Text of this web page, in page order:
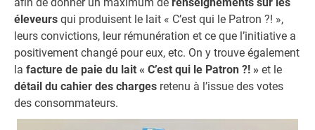
éleveurs qui produisent le lait « C’est qui le Patron ?! »,
leurs convictions, leur rémunération et ce que l’initiative a
positivement changé pour eux, etc. On y trouve également
la facture de paie du lait « C’est qui le Patron ?! » et le
détail du cahier des charges retenu à l’issue des votes
des consommateurs.